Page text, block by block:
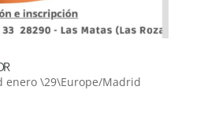
enero \29\Europe/Madrid